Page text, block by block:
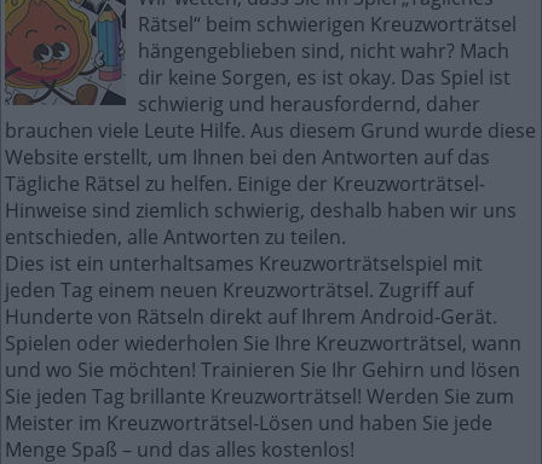
Rätsel“ beim schwierigen Kreuzworträtsel
hängengeblieben sind, nicht wahr? Mach
dir keine Sorgen, es ist okay. Das Spiel ist
schwierig und herausfordernd, daher
brauchen viele Leute Hilfe. Aus diesem Grund wurde diese
Website erstellt, um Ihnen bei den Antworten auf das
Tägliche Rätsel zu helfen. Einige der Kreuzworträtsel-
Hinweise sind ziemlich schwierig, deshalb haben wir uns
entschieden, alle Antworten zu teilen.
Dies ist ein unterhaltsames Kreuzworträtselspiel mit
jeden Tag einem neuen Kreuzworträtsel. Zugriff auf
Hunderte von Rätseln direkt auf Ihrem Android-Gerät.
Spielen oder wiederholen Sie Ihre Kreuzworträtsel, wann
und wo Sie möchten! Trainieren Sie Ihr Gehirn und lösen
Sie jeden Tag brillante Kreuzworträtsel! Werden Sie zum
Meister im Kreuzworträtsel-Lösen und haben Sie jede
Menge Spaß – und das alles kostenlos!